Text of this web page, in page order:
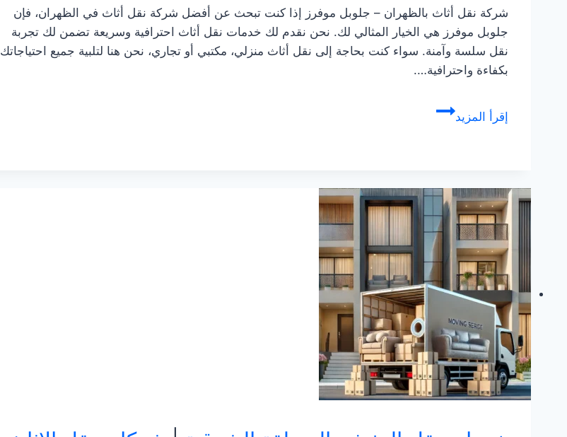
شركة نقل أثاث بالظهران – جلوبل موفرز إذا كنت تبحث عن أفضل شركة نقل أثاث في الظهران، فإن
جلوبل موفرز هي الخيار المثالي لك. نحن نقدم لك خدمات نقل أثاث احترافية وسريعة تضمن لك تجربة
نقل سلسة وآمنة. سواء كنت بحاجة إلى نقل أثاث منزلي، مكتبي أو تجاري، نحن هنا لتلبية جميع احتياجاتك
بكفاءة واحترافية….
إقرأ المزيدشركة
–
جلوبل
موفرز